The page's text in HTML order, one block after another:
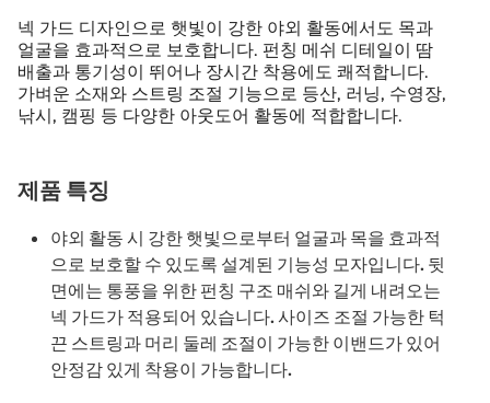
넥 가드 디자인으로 햇빛이 강한 야외 활동에서도 목과
얼굴을 효과적으로 보호합니다. 펀칭 메쉬 디테일이 땀
배출과 통기성이 뛰어나 장시간 착용에도 쾌적합니다.
가벼운 소재와 스트링 조절 기능으로 등산, 러닝, 수영장,
낚시, 캠핑 등 다양한 아웃도어 활동에 적합합니다.
제품 특징
야외 활동 시 강한 햇빛으로부터 얼굴과 목을 효과적
으로 보호할 수 있도록 설계된 기능성 모자입니다. 뒷
면에는 통풍을 위한 펀칭 구조 매쉬와 길게 내려오는
넥 가드가 적용되어 있습니다. 사이즈 조절 가능한 턱
끈 스트링과 머리 둘레 조절이 가능한 이밴드가 있어
안정감 있게 착용이 가능합니다.